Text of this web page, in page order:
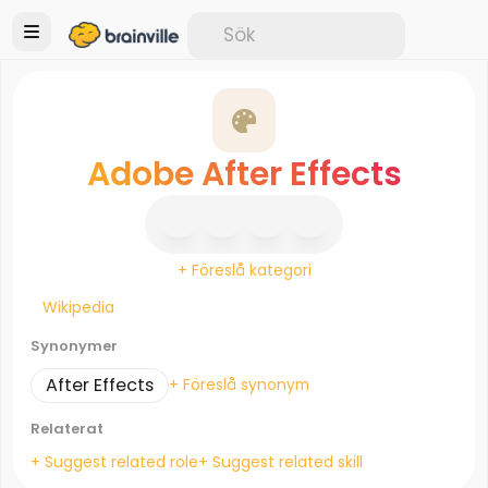
Adobe After Effects
+ Föreslå kategori
Wikipedia
Synonymer
After Effects + Föreslå synonym
Relaterat
+ Suggest related role+ Suggest related skill